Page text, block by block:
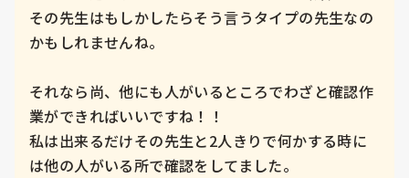
その先生はもしかしたらそう言うタイプの先生なの
かもしれませんね。
それなら尚、他にも人がいるところでわざと確認作
業ができればいいですね！！
私は出来るだけその先生と2人きりで何かする時に
は他の人がいる所で確認をしてました。